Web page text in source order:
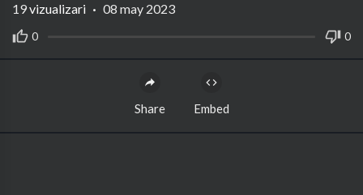
0 0
19vizualizari · 08 may 2023
Share Embed